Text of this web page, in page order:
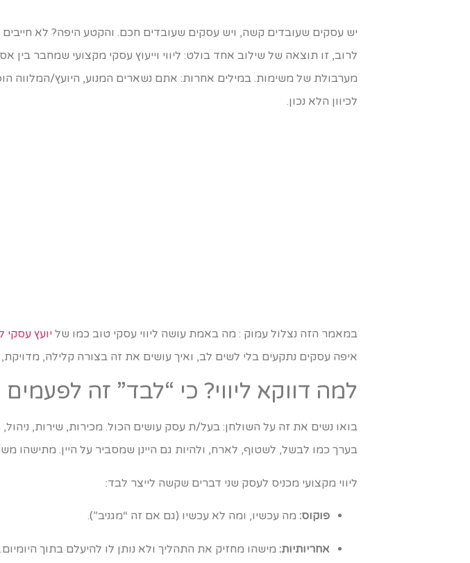
יש עסקים שעובדים קשה, ויש עסקים שעובדים חכם. והקטע היפה? לא
לרוב, זו תוצאה של שילוב אחד בולט: ליווי וייעוץ עסקי מקצועי שמחבר
לכיוון הלא נכון.
במאמר הזה נצלול עמוק : מה באמת עושה ליווי עסקי טוב כמו שליועץ עסקי
איפה עסקים נתקעים בלי לשים לב, ואיך עושים את זה בצורה קלילה,
למה דווקא ליווי? כי “לבד” זה לפעמים
בואו נשים את זה על השולחן: בעל/ת עסק עושים הכול. מכירות, שירות,
בערך כמו לבשל, לשטוף, לארח, ולהיות גם היינן שמסביר על היין. מתישהו
ליווי מקצועי מכניס לעסק שני דברים שקשה לייצר לבד:
פוקוס: מה עכשיו, ומה לא עכשיו (גם אם זה “מגניב”).
אחריותיות: מישהו מחזיק את התהליך ולא נותן לו להיעלם בתוך היומיום.